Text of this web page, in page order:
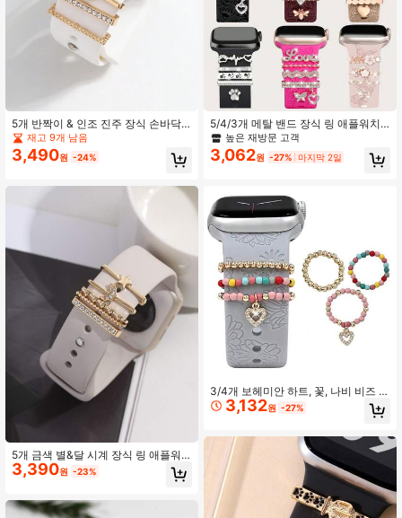
4.91 450 팔로워
5개 반짝이 & 인조 진주 장식 손바닥
모양 눈 시계 밴드 장식 벨트 루프 장
식 벨트 스터드, 학생들의 학교 복귀를
위한 선물
재고 9개 남음
3,490원 -24%
5개 금색 별&달 시계 장식 링 애플워
치 밴드와 호환 가능, 장식용 스터드
3,390원 -23%
5/4/3개 메탈 밴드 장식 링 애플워치
밴드 참 호환 38mm 40mm 41mm 42
mm 44mm 45mm 46mm 49mm, 골
드 하트 크로스 강아지 발바닥 꽃 다이
a/Se/11/10/9/8/7/6/5/4/3/2/1, 삼성
호환
높은 재방문 고객
3,062원 -27% 마지막 2일
3/4개 보헤미안 하트, 꽃, 나비 비즈 참
탄성 팔찌, 22mm 시계 밴드에 적합,
그녀를 위한 귀여운 선물, 패션 데일리
3,132원 -27%